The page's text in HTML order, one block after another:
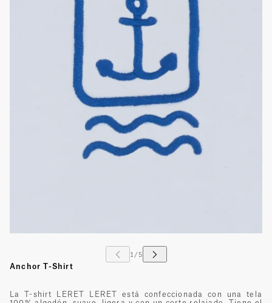
Anchor T-Shirt
La T-shirt LERET LERET está confeccionada con una tela